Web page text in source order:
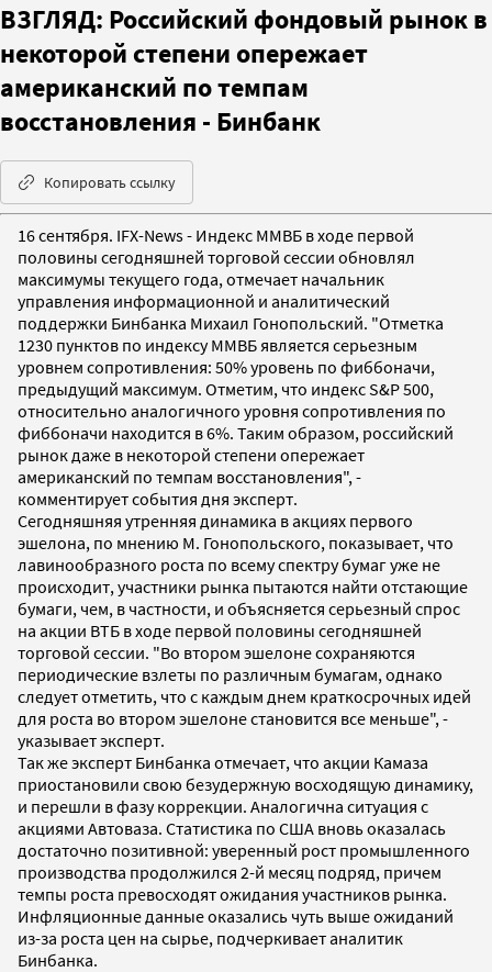
ВЗГЛЯД: Российский фондовый рынок в
некоторой степени опережает
американский по темпам
восстановления - Бинбанк
Копировать ссылку
16 сентября. IFX-News - Индекс ММВБ в ходе первой
половины сегодняшней торговой сессии обновлял
максимумы текущего года, отмечает начальник
управления информационной и аналитический
поддержки Бинбанка Михаил Гонопольский. "Отметка
1230 пунктов по индексу ММВБ является серьезным
уровнем сопротивления: 50% уровень по фиббоначи,
предыдущий максимум. Отметим, что индекс S&P 500,
относительно аналогичного уровня сопротивления по
фиббоначи находится в 6%. Таким образом, российский
рынок даже в некоторой степени опережает
американский по темпам восстановления", -
комментирует события дня эксперт.
Сегодняшняя утренняя динамика в акциях первого
эшелона, по мнению М. Гонопольского, показывает, что
лавинообразного роста по всему спектру бумаг уже не
происходит, участники рынка пытаются найти отстающие
бумаги, чем, в частности, и объясняется серьезный спрос
на акции ВТБ в ходе первой половины сегодняшней
торговой сессии. "Во втором эшелоне сохраняются
периодические взлеты по различным бумагам, однако
следует отметить, что с каждым днем краткосрочных идей
для роста во втором эшелоне становится все меньше", -
указывает эксперт.
Так же эксперт Бинбанка отмечает, что акции Камаза
приостановили свою безудержную восходящую динамику,
и перешли в фазу коррекции. Аналогична ситуация с
акциями Автоваза. Статистика по США вновь оказалась
достаточно позитивной: уверенный рост промышленного
производства продолжился 2-й месяц подряд, причем
темпы роста превосходят ожидания участников рынка.
Инфляционные данные оказались чуть выше ожиданий
из-за роста цен на сырье, подчеркивает аналитик
Бинбанка.